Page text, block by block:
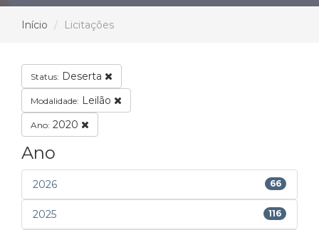
Início Licitações
Status: Deserta
Modalidade: Leilão
Ano: 2020
Ano
2026 66
2025 116